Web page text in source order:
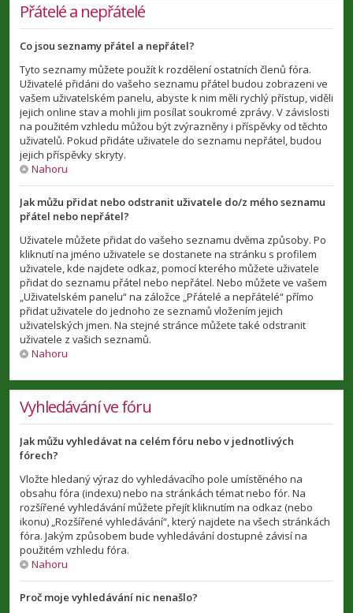
Přátelé a nepřátelé
Co jsou seznamy přátel a nepřátel?
Tyto seznamy můžete použít k rozdělení ostatních členů fóra.
Uživatelé přidáni do vašeho seznamu přátel budou zobrazeni ve
vašem uživatelském panelu, abyste k nim měli rychlý přístup, viděli
jejich online stav a mohli jim posílat soukromé zprávy. V závislosti
na použitém vzhledu můžou být zvýrazněny i příspěvky od těchto
uživatelů. Pokud přidáte uživatele do seznamu nepřátel, budou
jejich příspěvky skryty.
Nahoru
Jak můžu přidat nebo odstranit uživatele do/z mého seznamu
přátel nebo nepřátel?
Uživatele můžete přidat do vašeho seznamu dvěma způsoby. Po
kliknutí na jméno uživatele se dostanete na stránku s profilem
uživatele, kde najdete odkaz, pomocí kterého můžete uživatele
přidat do seznamu přátel nebo nepřátel. Nebo můžete ve vašem
„Uživatelském panelu“ na záložce „Přátelé a nepřátelé“ přímo
přidat uživatele do jednoho ze seznamů vložením jejich
uživatelských jmen. Na stejné stránce můžete také odstranit
uživatele z vašich seznamů.
Nahoru
Vyhledávání ve fóru
Jak můžu vyhledávat na celém fóru nebo v jednotlivých
fórech?
Vložte hledaný výraz do vyhledávacího pole umístěného na
obsahu fóra (indexu) nebo na stránkách témat nebo fór. Na
rozšířené vyhledávání můžete přejít kliknutím na odkaz (nebo
ikonu) „Rozšířené vyhledávání“, který najdete na všech stránkách
fóra. Jakým způsobem bude vyhledávání dostupné závisí na
použitém vzhledu fóra.
Nahoru
Proč moje vyhledávání nic nenašlo?